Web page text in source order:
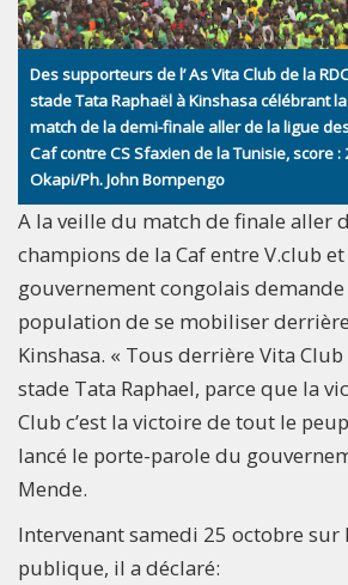
Des supporteurs de l’ As Vita Club de la
stade Tata Raphaël à Kinshasa célébrant
match de la demi-finale aller de la ligue
Caf contre CS Sfaxien de la Tunisie, score :
Okapi/Ph. John Bompengo
A la veille du match de finale aller
champions de la Caf entre V.club
gouvernement congolais
population de se mobiliser
Kinshasa. « Tous derrière Vita
stade Tata Raphael, parce que la
Club c’est la victoire de tout le
lancé le porte-parole du
Mende.
Intervenant samedi 25 octobre sur
publique, il a déclaré: